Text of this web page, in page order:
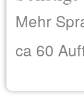
Mehr
ca 60